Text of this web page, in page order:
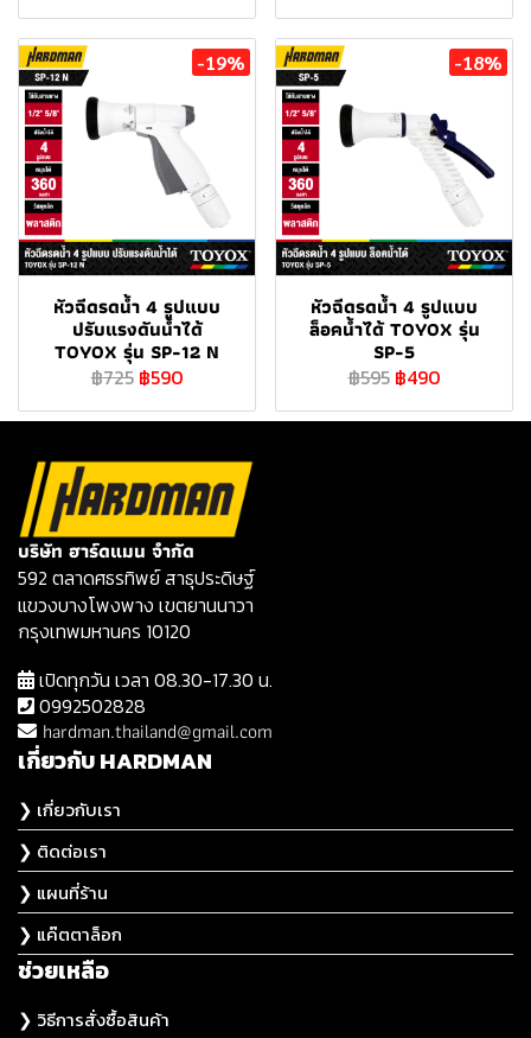
-19%
หัวฉีดรดน้ำ 4 รูปแบบ
ปรับแรงดันน้ำได้
TOYOX รุ่น SP-12 N
฿725 ฿590
-18%
หัวฉีดรดน้ำ 4 รูปแบบ
ล็อคน้ำได้ TOYOX รุ่น
SP-5
฿595 ฿490
บริษัท ฮาร์ดแมน จำกัด
592 ตลาดศธรทิพย์ สาธุประดิษฐ์
แขวงบางโพงพาง เขตยานนาวา
กรุงเทพมหานคร 10120
เปิดทุกวัน เวลา 08.30-17.30 น.
0992502828
hardman.thailand@gmail.com
เกี่ยวกับ HARDMAN
❯ เกี่ยวกับเรา
❯ ติดต่อเรา
❯ แผนที่ร้าน
❯ แค๊ตตาล็อก
ช่วยเหลือ
❯ วิธีการสั่งซื้อสินค้า